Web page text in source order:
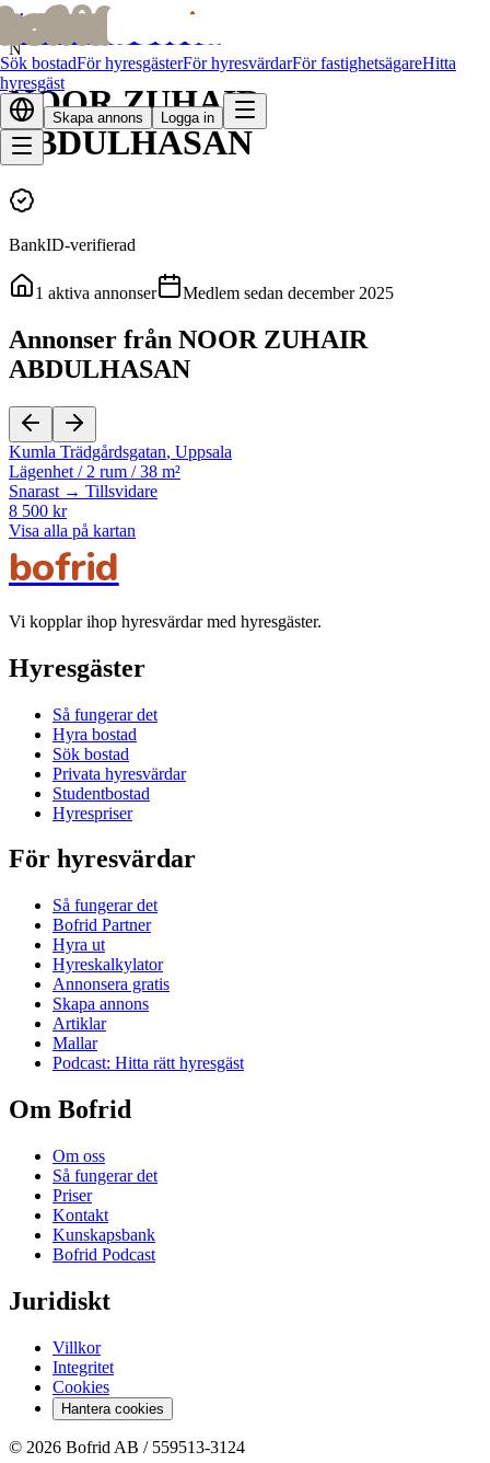
bofridbofrid
Sök bostadFör hyresgästerFör hyresvärdarFör fastighetsägareHitta
hyresgäst
Skapa annons Logga in
Alla hyresvärdar
N
NOOR ZUHAIR
ABDULHASAN
BankID-verifierad
1 aktiva annonser Medlem sedan december 2025
Annonser från NOOR ZUHAIR
ABDULHASAN
Kumla Trädgårdsgatan, Uppsala
Lägenhet / 2 rum /38 m²
Snarast → Tillsvidare
8 500 kr
Visa alla på kartan
bofrid
Vi kopplar ihop hyresvärdar med hyresgäster.
Hyresgäster
Så fungerar det
Hyra bostad
Sök bostad
Privata hyresvärdar
Studentbostad
Hyrespriser
För hyresvärdar
Så fungerar det
Bofrid Partner
Hyra ut
Hyreskalkylator
Annonsera gratis
Skapa annons
Artiklar
Mallar
Podcast: Hitta rätt hyresgäst
Om Bofrid
Om oss
Så fungerar det
Priser
Kontakt
Kunskapsbank
Bofrid Podcast
Juridiskt
Villkor
Integritet
Cookies
Hantera cookies
© 2026 Bofrid AB / 559513-3124